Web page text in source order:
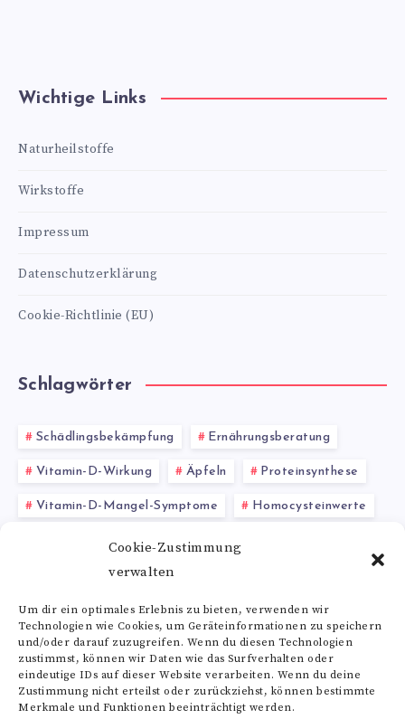
Cookie-Zustimmung
verwalten
Um dir ein optimales Erlebnis zu bieten, verwenden wir
Technologien wie Cookies, um Geräteinformationen zu speichern
und/oder darauf zuzugreifen. Wenn du diesen Technologien
zustimmst, können wir Daten wie das Surfverhalten oder
eindeutige IDs auf dieser Website verarbeiten. Wenn du deine
Zustimmung nicht erteilst oder zurückziehst, können bestimmte
Merkmale und Funktionen beeinträchtigt werden.
Wichtige Links
Naturheilstoffe
Wirkstoffe
Impressum
Datenschutzerklärung
Cookie-Richtlinie (EU)
Schlagwörter
Schädlingsbekämpfung Ernährungsberatung
Vitamin-D-Wirkung Äpfeln Proteinsynthese
Vitamin-D-Mangel-Symptome Homocysteinwerte
Wirkung von Glutaminsäure
Multiple Sklerose (MS)
Alle Schlagwörter